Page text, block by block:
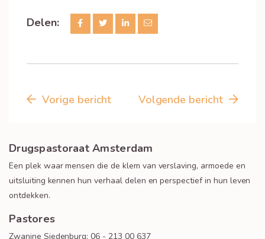
Delen:
Vorige bericht Volgende bericht
Drugspastoraat Amsterdam
Een plek waar mensen die de klem van verslaving, armoede en
uitsluiting kennen hun verhaal delen en perspectief in hun leven
ontdekken.
Pastores
Zwanine Siedenburg: 06 - 213 00 637